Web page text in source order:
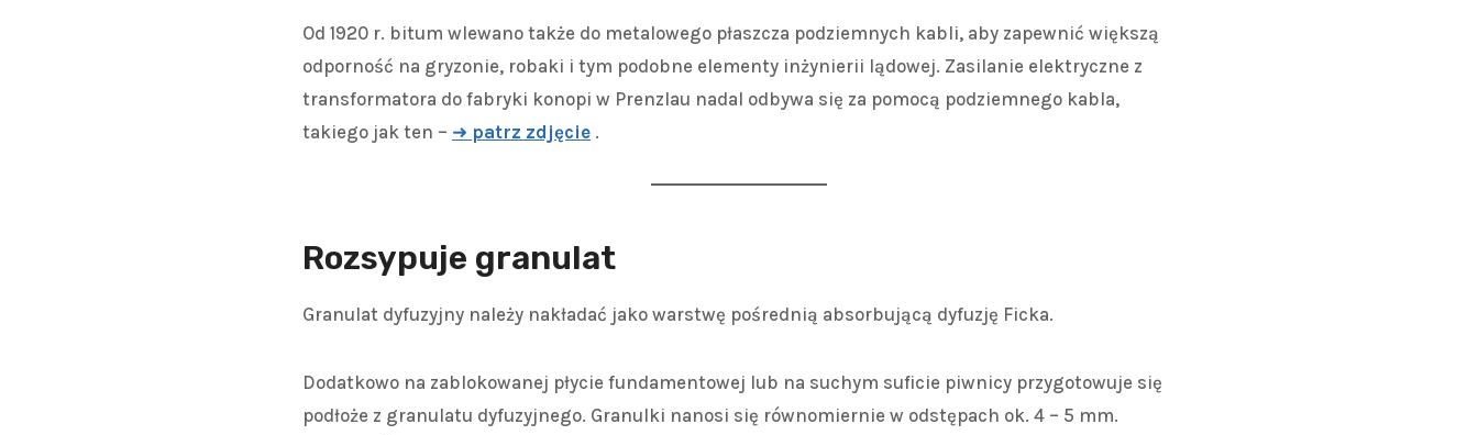
Od 1920 r. bitum wlewano także do metalowego płaszcza podziemnych kabli, aby zapewnić większą
odporność na gryzonie, robaki i tym podobne elementy inżynierii lądowej. Zasilanie elektryczne z
transformatora do fabryki konopi w Prenzlau nadal odbywa się za pomocą podziemnego kabla,
takiego jak ten – ➜ patrz zdjęcie .
Rozsypuje granulat
Granulat dyfuzyjny należy nakładać jako warstwę pośrednią absorbującą dyfuzję Ficka.
Dodatkowo na zablokowanej płycie fundamentowej lub na suchym suficie piwnicy przygotowuje się
podłoże z granulatu dyfuzyjnego. Granulki nanosi się równomiernie w odstępach ok. 4 – 5 mm.